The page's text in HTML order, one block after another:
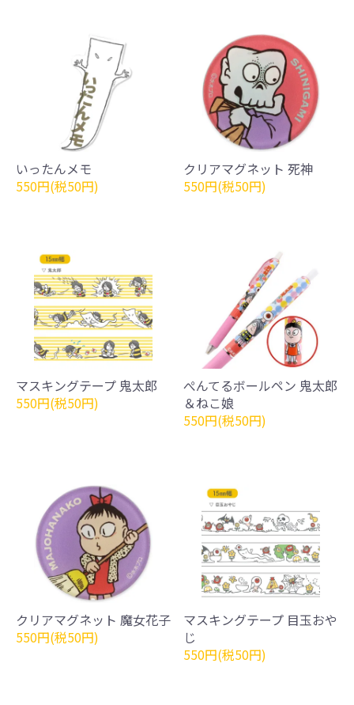
いったんメモ
550円(税50円)
クリアマグネット 死神
550円(税50円)
マスキングテープ 鬼太郎
550円(税50円)
ぺんてるボールペン 鬼太郎
＆ねこ娘
550円(税50円)
クリアマグネット 魔女花子
550円(税50円)
マスキングテープ 目玉おや
じ
550円(税50円)